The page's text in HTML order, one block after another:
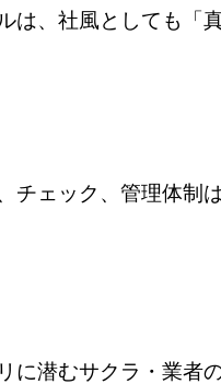
は、社風としても「
チェック、管理体制
に潜むサクラ・業者